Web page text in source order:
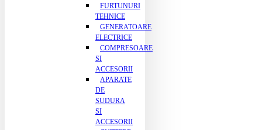
FURTUNURI
TEHNICE
GENERATOARE
ELECTRICE
COMPRESOARE
SI
ACCESORII
APARATE
DE
SUDURA
SI
ACCESORII